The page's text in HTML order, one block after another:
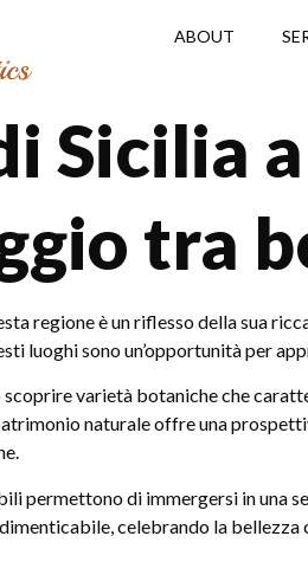
ABOUT
Sicilia
tra
regione è un riflesso della sua
luoghi sono un’opportunità per
scoprire varietà botaniche che
naturale offre una
permettono di immergersi in una
celebrando la bellezza